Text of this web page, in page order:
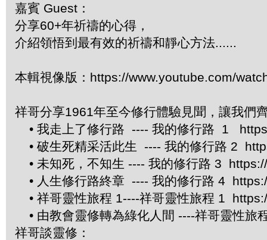
嘉賓 Guest：
分享60+年祈禱的心得，
介紹領悟到最有效的祈禱和靜心方法......
本輯視像版：https://www.youtube.com/
祥哥分享1961年至今修行體驗見聞，讓我們
• 我走上了修行路 ---- 我的修行路 1
• 破生死精采活此生 ---- 我的修行路 2
• 未知死，不知生 ---- 我的修行路 3
• 人生修行路終章 ---- 我的修行路 4
• 祥哥靈性旅程 1----祥哥靈性旅程 1
• 由教會靈修轉為綠化人間 ----祥哥靈性
祥哥談靈修：